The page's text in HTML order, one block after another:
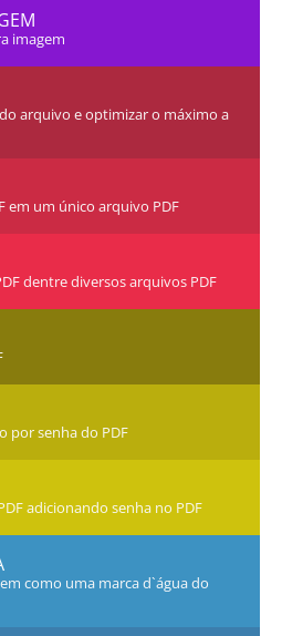
imagem
arquivo e optimizar o máximo a
em um único arquivo PDF
dentre diversos arquivos PDF
por senha do PDF
adicionando senha no PDF
como uma marca d`água do